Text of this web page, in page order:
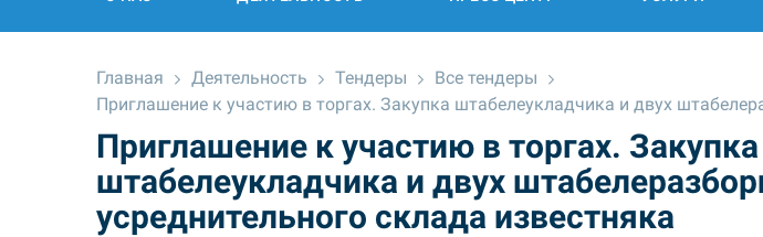
Главная Деятельность Тендеры
Все тендеры
Приглашение к участию в торгах. Закупка штабелеукладчика и двух
Приглашение к участию в торгах. Закупка
штабелеукладчика и двух
усреднительного склада известняка